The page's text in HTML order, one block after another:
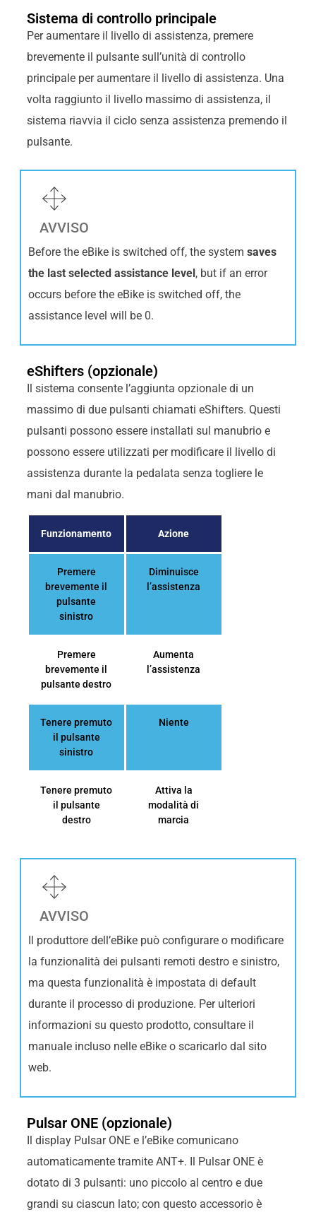
Sistema di controllo principale
Per aumentare il livello di assistenza, premere
brevemente il pulsante sull’unità di controllo
principale per aumentare il livello di assistenza. Una
volta raggiunto il livello massimo di assistenza, il
sistema riavvia il ciclo senza assistenza premendo il
pulsante.
AVVISO
Before the eBike is switched off, the system saves
the last selected assistance level , but if an error
occurs before the eBike is switched off, the
assistance level will be 0.
eShifters (opzionale)
Il sistema consente l’aggiunta opzionale di un
massimo di due pulsanti chiamati eShifters. Questi
pulsanti possono essere installati sul manubrio e
possono essere utilizzati per modificare il livello di
assistenza durante la pedalata senza togliere le
mani dal manubrio.
Funzionamento Azione
Premere
brevemente il
pulsante
sinistro
Diminuisce
l’assistenza
Premere
brevemente il
pulsante destro
Aumenta
l’assistenza
Tenere premuto
il pulsante
sinistro
Niente
Tenere premuto
il pulsante
destro
Attiva la
modalità di
marcia
AVVISO
Il produttore dell’eBike può configurare o modificare
la funzionalità dei pulsanti remoti destro e sinistro,
ma questa funzionalità è impostata di default
durante il processo di produzione. Per ulteriori
informazioni su questo prodotto, consultare il
manuale incluso nelle eBike o scaricarlo dal sito
web.
Pulsar ONE (opzionale)
Il display Pulsar ONE e l’eBike comunicano
automaticamente tramite ANT+. Il Pulsar ONE è
dotato di 3 pulsanti: uno piccolo al centro e due
grandi su ciascun lato; con questo accessorio è